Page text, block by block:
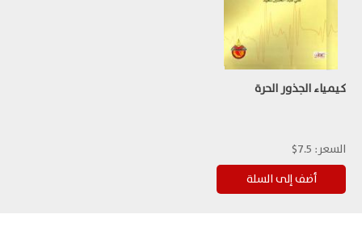
كيمياء الجذور الحرة
السعر: 7.5$